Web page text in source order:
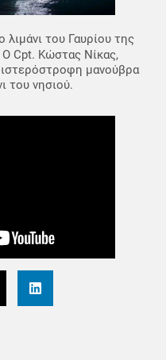
λιμάνι του Γαυρίου της
O Cpt. Κώστας Νίκας,
μανούβρα
του νησιού.